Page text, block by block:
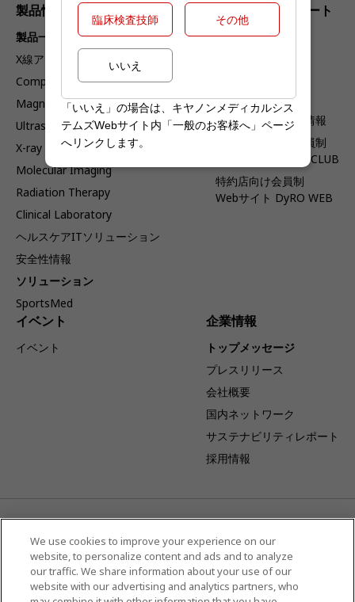
製品情報 & ソリューション
製品一覧
X線アンギオグラフィ
Computed Tomography
Magnetic Resonance
Ultrasound
X-ray
Molecular Imaging
Radiation Therapy
Clinical Laboratory
ヘルスケアITソリューション
安全性情報
ソリューション
SportsMed
サービス & サポート
サービス
医療情報
製品セキュリティ情報
医療従事者向け会員制
Webサイト epicus CLUB
特約店向け会員制
Webサイト DyRO WEB
イベント
イベント
企業情報
トップメッセージ
プレスリリース
会社概要
国内ネットワーク
サステナビリティレポート
採用情報
事業体制変更のお知らせ：キヤノンを吸収分割承継会社とし当社
を吸収分割会社とする吸収分割契約が締結され、2026年4月1日
より当社は日本国内における販売及びサービスに特化した事業体
として、その事業を展開してまいります。
臨床検査技師 その他
いいえ
「いいえ」の場合は、キヤノンメディカルシス
テムズWebサイト内「一般のお客様へ」ページ
へリンクします。
We use cookies to improve your experience on our
website, to personalize content and ads and to analyze
our traffic. We share information about your use of our
website with our advertising and analytics partners, who